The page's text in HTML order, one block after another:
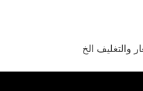
والتغليف الخ